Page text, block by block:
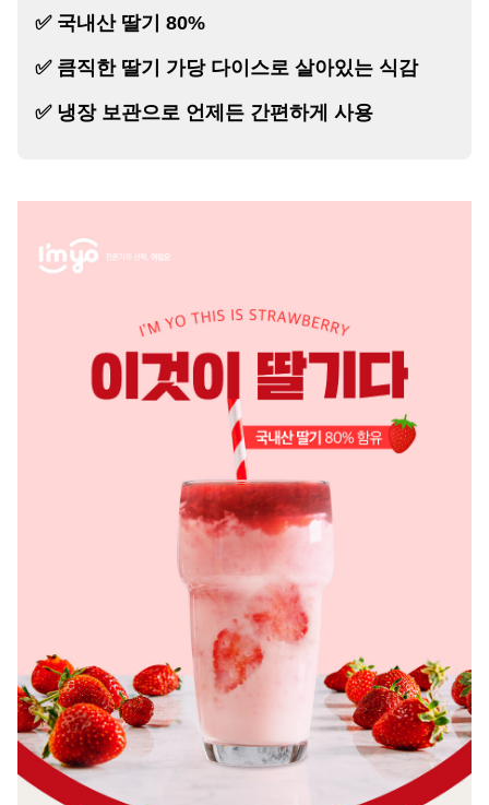
✅ 국내산 딸기 80%
✅ 큼직한 딸기 가당 다이스로 살아있는 식감
✅ 냉장 보관으로 언제든 간편하게 사용